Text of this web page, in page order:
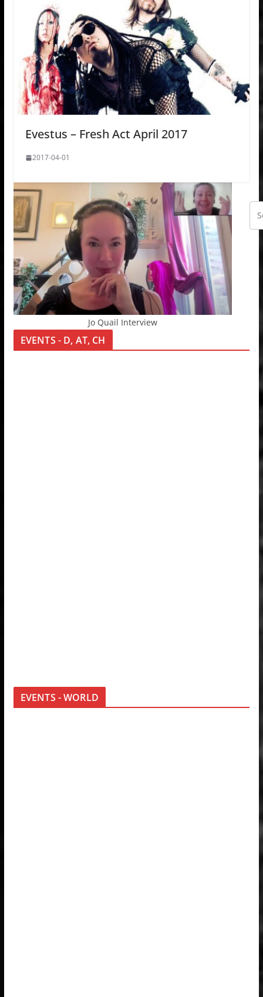
Evestus – Fresh Act April 2017
2017-04-01
Jo Quail Interview
EVENTS - D, AT, CH
EVENTS - WORLD